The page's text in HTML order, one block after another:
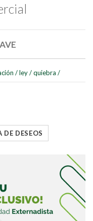
/ ley / quiebra /
DE DESEOS